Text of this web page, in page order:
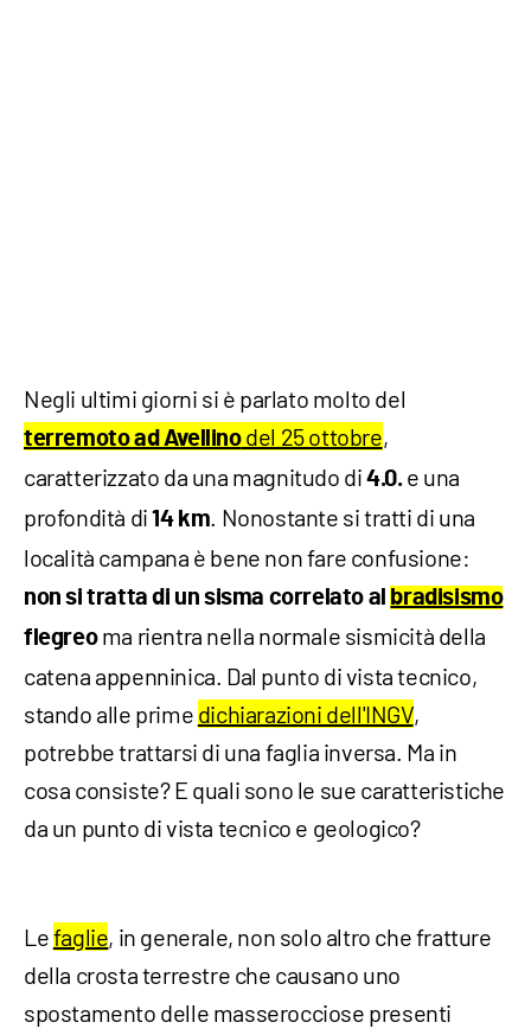
Negli ultimi giorni si è parlato molto del
terremoto ad Avellinodel 25 ottobre,
caratterizzato da una magnitudo di4.0.e una
profondità di14 km. Nonostante si tratti di una
località campana è bene non fare confusione:
non si tratta di un sisma correlato al bradisismo
flegreoma rientra nella normale sismicità della
catena appenninica. Dal punto di vista tecnico,
stando alle prime dichiarazioni dell'INGV,
potrebbe trattarsi di una faglia inversa. Ma in
cosa consiste? E quali sono le sue caratteristiche
da un punto di vista tecnico e geologico?
Lefaglie, in generale, non solo altro che fratture
della crosta terrestre che causano uno
spostamento delle masserocciose presenti